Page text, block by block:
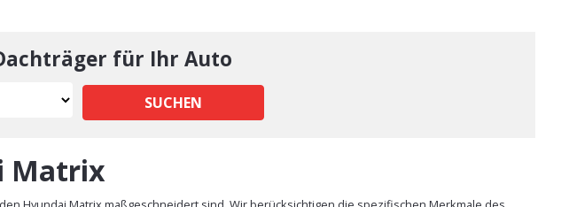
für Ihr Auto
SUCHEN
Matrix